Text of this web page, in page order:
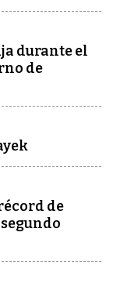
durante el
de
de